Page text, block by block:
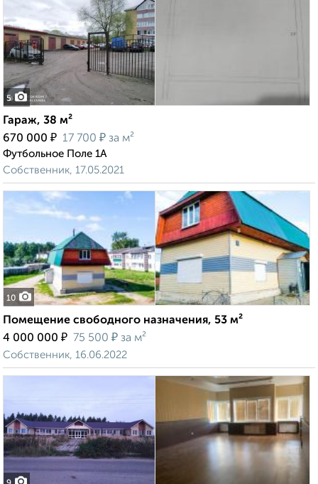
5
Гараж, 38 м²
670 000 ₽ 17 700 ₽ за м²
Футбольное Поле 1А
Собственник, 17.05.2021
10
Помещение свободного назначения, 53 м²
4 000 000 ₽ 75 500 ₽ за м²
Собственник, 16.06.2022